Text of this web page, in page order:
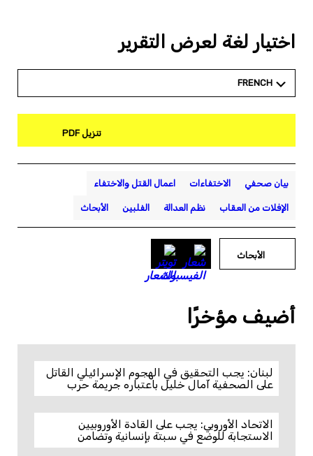
اختيار لغة لعرض التقرير
FRENCH
تنزيل PDF
بيان صحفي الاختفاءات اعمال القتل والاختفاء
الإفلات من العقاب نظم العدالة الفلبين الأبحاث
الأبحاث
أضيف مؤخرًا
لبنان: يجب التحقيق في الهجوم الإسرائيلي القاتل
على الصحفية آمال خليل باعتباره جريمة حرب
الاتحاد الأوروبي: يجب على القادة الأوروبيين
الاستجابة للوضع في سبتة بإنسانية وتضامن